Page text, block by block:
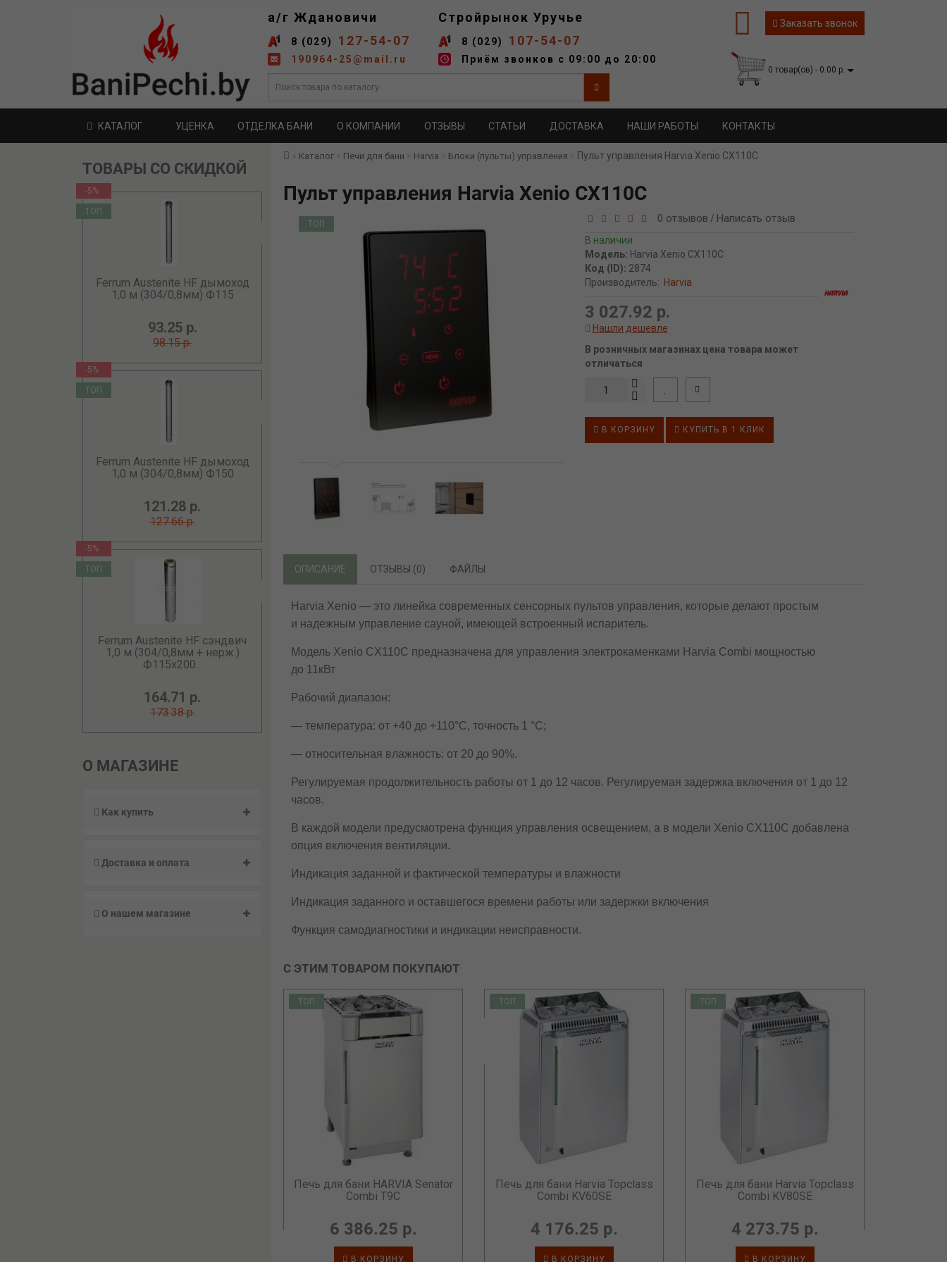
а/г Ждановичи
8 (029) 127-54-07
190964-25@mail.ru
Стройрынок Уручье
8 (029) 107-54-07
Приём звонков с 09:00 до 20:00
Заказать звонок
0 товар(ов) - 0.00 р.
КАТАЛОГ УЦЕНКА ОТДЕЛКА БАНИ О КОМПАНИИ ОТЗЫВЫ СТАТЬИ ДОСТАВКА НАШИ РАБОТЫ КОНТАКТЫ
ТОВАРЫ СО СКИДКОЙ
-5%
ТОП
Ferrum Austenite HF дымоход
1,0 м (304/0,8мм) Ф115
93.25 р.
98.15 р.
-5%
ТОП
Ferrum Austenite HF дымоход
1,0 м (304/0,8мм) Ф150
121.28 р.
127.66 р.
-5%
ТОП
Ferrum Austenite HF сэндвич
1,0 м (304/0,8мм + нерж.)
Ф115х200...
164.71 р.
173.38 р.
О МАГАЗИНЕ
Как купить
Доставка и оплата
О нашем магазине
Каталог Печи для бани Harvia Блоки (пульты) управления Пульт управления Harvia Xenio CX110C
Пульт управления Harvia Xenio CX110C
ТОП 0 отзывов / Написать отзыв
В наличии
Модель: Harvia Xenio CX110C
Код (ID): 2874
Производитель: Harvia
3 027.92 р.
Нашли дешевле
В розничных магазинах цена товара может
отличаться
В КОРЗИНУ КУПИТЬ В 1 КЛИК
ОПИСАНИЕ ОТЗЫВЫ (0) ФАЙЛЫ
Harvia Xenio — это линейка современных сенсорных пультов управления, которые делают простым
и надежным управление сауной, имеющей встроенный испаритель.
Модель Xenio CX110C предназначена для управления электрокаменками Harvia Combi мощностью
до 11кВт
Рабочий диапазон:
— температура: от +40 до +110°С, точность 1 °C;
— относительная влажность: от 20 до 90%.
Регулируемая продолжительность работы от 1 до 12 часов. Регулируемая задержка включения от 1 до 12
часов.
В каждой модели предусмотрена функция управления освещением, а в модели Xenio CX110С добавлена
опция включения вентиляции.
Индикация заданной и фактической температуры и влажности
Индикация заданного и оставшегося времени работы или задержки включения
Функция самодиагностики и индикации неисправности.
С ЭТИМ ТОВАРОМ ПОКУПАЮТ
ТОП
Печь для бани HARVIA Senator
Combi T9C
6 386.25 р.
В КОРЗИНУ
ТОП
Печь для бани Harvia Topclass
Combi KV60SE
4 176.25 р.
В КОРЗИНУ
ТОП
Печь для бани Harvia Topclass
Combi KV80SE
4 273.75 р.
В КОРЗИНУ